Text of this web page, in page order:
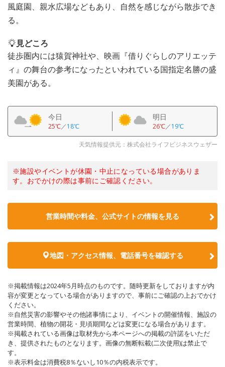
風庭園、親水広場などもあり、自然を感じながら散歩でき
る。
見どころ
徒歩圏内には猿賀神社や、映画『借りぐらしのアリエッテ
ィ』の舞台の参考になったといわれている国指定名勝の盛
美園がある。
今日
25℃／18℃
明日
26℃／19℃
天気情報提供元：株式会社ライフビジネスウェザー
※施設やイベントが休園・中止になっている場合がありま
す。おでかけの際は事前にご確認ください。
営業時間や料金、公式サイトの情報を見る
地図・アクセス情報、電話番号を確認する
※掲載情報は2024年5月時点のものです。随時更新をしておりますが内
容が変更となっている場合がありますので、事前にご確認の上おでかけ
ください。
※自然災害の影響やその他諸事情により、イベントの開催情報、施設の
営業時間、植物の開花・見頃期間などは変更になる場合があります。
※掲載されている画像は取材先から本ページへの掲載の許諾をいただ
き、提供されたものとなります。画像の無断転載(二次使用)は禁止で
す。
※表示料金は消費税8％ないし10％の内税表示です。